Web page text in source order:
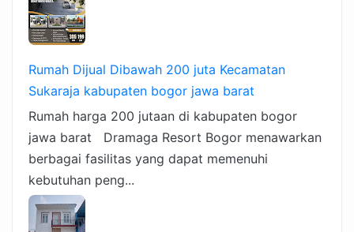
Rumah Dijual Dibawah 200 juta Kecamatan
Sukaraja kabupaten bogor jawa barat
Rumah harga 200 jutaan di kabupaten bogor
jawa barat Dramaga Resort Bogor menawarkan
berbagai fasilitas yang dapat memenuhi
kebutuhan peng...